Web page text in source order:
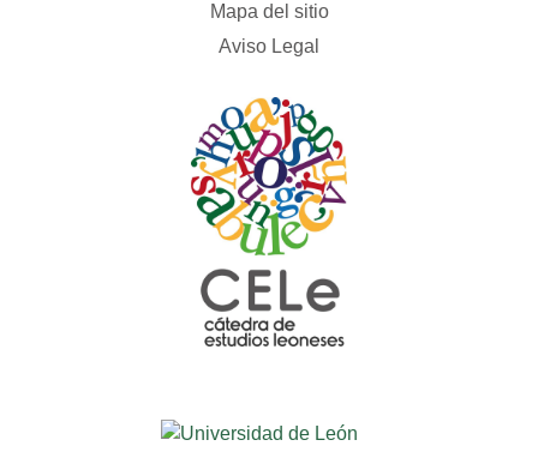
Mapa del sitio
Aviso Legal